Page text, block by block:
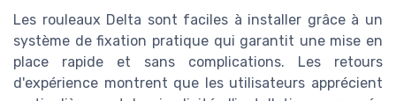
Les rouleaux Delta sont faciles à installer grâce à un
système de fixation pratique qui garantit une mise en
place rapide et sans complications. Les retours
d'expérience montrent que les utilisateurs apprécient